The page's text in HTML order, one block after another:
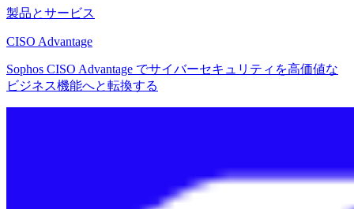
製品とサービス
CISO Advantage
Sophos CISO Advantage でサイバーセキュリティを高価値な
ビジネス機能へと転換する